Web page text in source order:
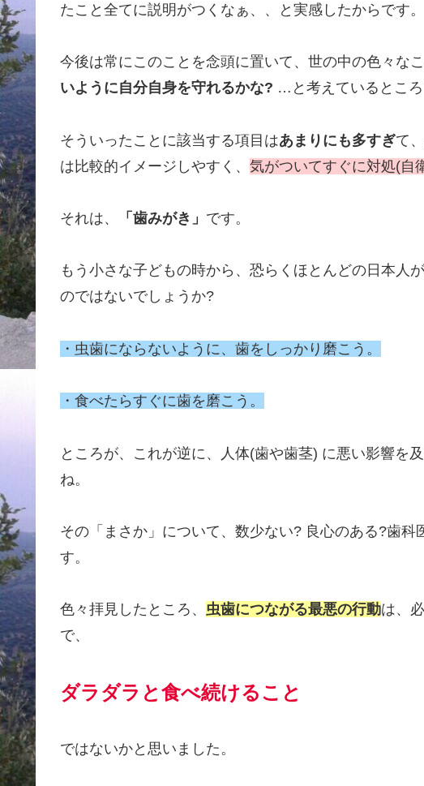
たこと全てに説明がつくなぁ、、と実感したからです。
今後は常にこのことを念頭に置いて、世の中の色々な
いように自分自身を守れるかな? …と考えているところ
そういったことに該当する項目はあまりにも多すぎて
は比較的イメージしやすく、 気がついてすぐに対処(自
それは、 「歯みがき」 です。
もう小さな子どもの時から、恐らくほとんどの日本人
のではないでしょうか?
・虫歯にならないように、歯をしっかり磨こう。
・食べたらすぐに歯を磨こう。
ところが、これが逆に、人体(歯や歯茎) に悪い影響を
ね。
その「まさか」について、数少ない? 良心のある?歯科
す。
色々拝見したところ、 虫歯につながる最悪の行動は、
で、
ダラダラと食べ続けること
ではないかと思いました。